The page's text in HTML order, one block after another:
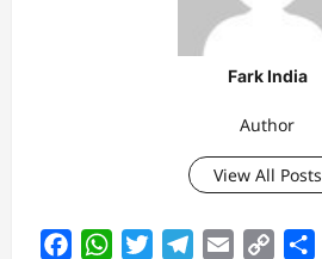
Fark India
Author
View All Posts
FacebookWhatsAppTwitterTelegram
Email
Copy